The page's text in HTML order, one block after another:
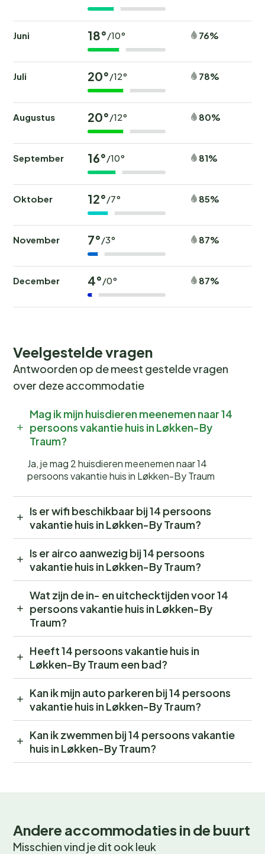
Juni 18°/10° 76%
Juli 20°/12° 78%
Augustus 20°/12° 80%
September 16°/10° 81%
Oktober 12°/7° 85%
November 7°/3° 87%
December 4°/0° 87%
Veelgestelde vragen
Antwoorden op de meest gestelde vragen
over deze accommodatie
Mag ik mijn huisdieren meenemen naar 14
persoons vakantie huis in Løkken-By
Traum?
Ja, je mag 2 huisdieren meenemen naar 14
persoons vakantie huis in Løkken-By Traum
Is er wifi beschikbaar bij 14 persoons
vakantie huis in Løkken-By Traum?
Is er airco aanwezig bij 14 persoons
vakantie huis in Løkken-By Traum?
Wat zijn de in- en uitchecktijden voor 14
persoons vakantie huis in Løkken-By
Traum?
Heeft 14 persoons vakantie huis in
Løkken-By Traum een bad?
Kan ik mijn auto parkeren bij 14 persoons
vakantie huis in Løkken-By Traum?
Kan ik zwemmen bij 14 persoons vakantie
huis in Løkken-By Traum?
Andere accommodaties in de buurt
Misschien vind je dit ook leuk